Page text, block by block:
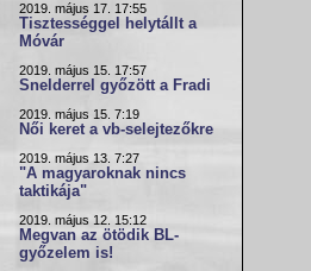
2019. május 17. 17:55
Tisztességgel helytállt a
Móvár
2019. május 15. 17:57
Snelderrel győzött a Fradi
2019. május 15. 7:19
Női keret a vb-selejtezőkre
2019. május 13. 7:27
"A magyaroknak nincs
taktikája"
2019. május 12. 15:12
Megvan az ötödik BL-
győzelem is!